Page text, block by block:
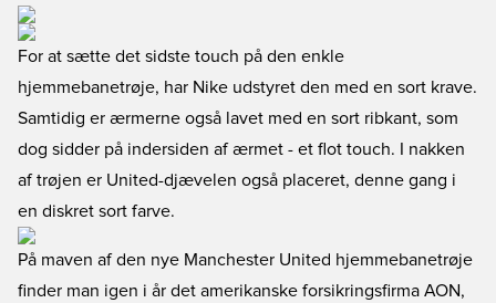
For at sætte det sidste touch på den enkle
hjemmebanetrøje, har Nike udstyret den med en sort krave.
Samtidig er ærmerne også lavet med en sort ribkant, som
dog sidder på indersiden af ærmet - et flot touch. I nakken
af trøjen er United-djævelen også placeret, denne gang i
en diskret sort farve.
På maven af den nye Manchester United hjemmebanetrøje
finder man igen i år det amerikanske forsikringsfirma AON,